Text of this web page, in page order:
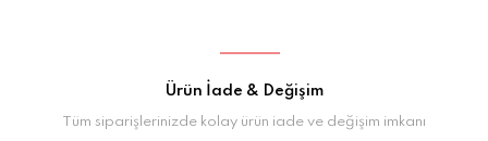
Ürün İade & Değişim
Tüm siparişlerinizde kolay ürün iade ve değişim imkanı